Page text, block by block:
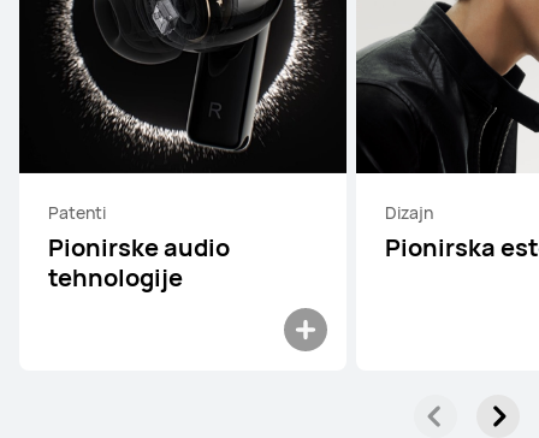
Patenti
Pionirske audio
tehnologije
Dizajn
Pionirska